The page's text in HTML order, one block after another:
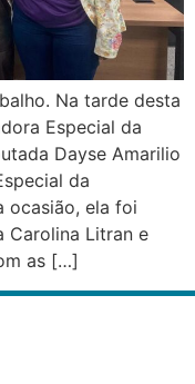
Na tarde desta
Especial da
Dayse Amarilio
da
ocasião, ela foi
Carolina Litran e
as […]